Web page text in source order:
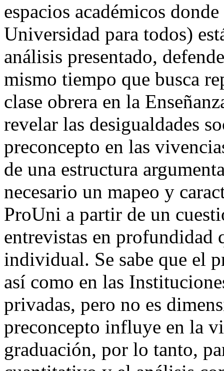
espacios académicos
Universidad para todos)
análisis presentado,
mismo tiempo que busca
clase obrera en la
revelar las desigualdades
preconcepto en las
de una estructura
necesario un mapeo y
ProUni a partir de un
entrevistas en profundidad
individual. Se sabe que el
así como en las
privadas, pero no es
preconcepto influye en la
graduación, por lo tanto,